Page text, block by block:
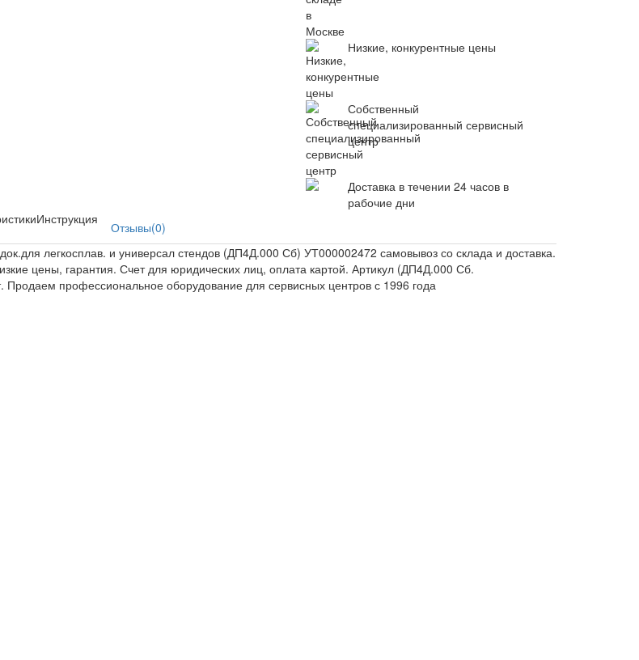
Низкие, конкурентные цены
Собственный
специализированный сервисный
центр
Доставка в течении 24 часов в
рабочие дни
Инструкция
Отзывы(0)
легкосплав. и универсал стендов (ДП4Д.000 Сб) УТ000002472 самовывоз со склада и доставка.
цены, гарантия. Счет для юридических лиц, оплата картой. Артикул (ДП4Д.000 Сб.
Продаем профессиональное оборудование для сервисных центров с 1996 года